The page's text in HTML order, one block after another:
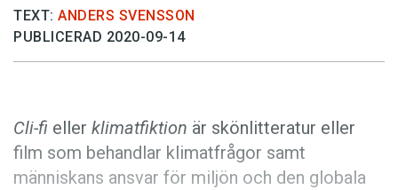
Annonsera
Prenumerera
TEXT: ANDERS SVENSSON
PUBLICERAD 2020-09-14
Cli-fi eller klimatfiktion är skönlitteratur eller
film som behandlar klimatfrågor samt
människans ansvar för miljön och den globala